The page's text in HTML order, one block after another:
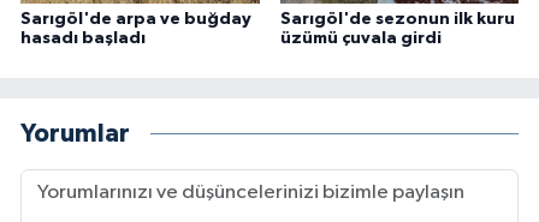
Sarıgöl'de arpa ve buğday
hasadı başladı
Sarıgöl'de sezonun ilk kuru
üzümü çuvala girdi
Yorumlar